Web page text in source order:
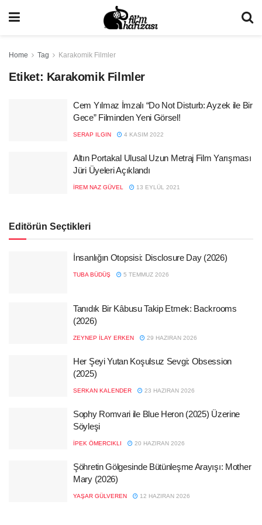
Home Tag Karakomik Filmler
Etiket: Karakomik Filmler
Cem Yılmaz İmzalı “Do Not Disturb: Ayzek ile Bir
Gece” Filminden Yeni Görsel!
SERAP ILGIN 4 KASIM 2022
Altın Portakal Ulusal Uzun Metraj Film Yarışması
Jüri Üyeleri Açıklandı
İREM NAZ GÜVEL 13 EYLÜL 2021
Editörün Seçtikleri
İnsanlığın Otopsisi: Disclosure Day (2026)
TUBA BÜDÜŞ 5 TEMMUZ 2026
Tanıdık Bir Kâbusu Takip Etmek: Backrooms
(2026)
ZEYNEP İLAY ERKEN 29 HAZIRAN 2026
Her Şeyi Yutan Koşulsuz Sevgi: Obsession
(2025)
SERKAN KALENDER 23 HAZIRAN 2026
Sophy Romvari ile Blue Heron (2025) Üzerine
Söyleşi
İPEK ÖMERCIKLI 20 HAZIRAN 2026
Şöhretin Gölgesinde Bütünleşme Arayışı: Mother
Mary (2026)
YAŞAR GÜLVEREN 12 HAZIRAN 2026